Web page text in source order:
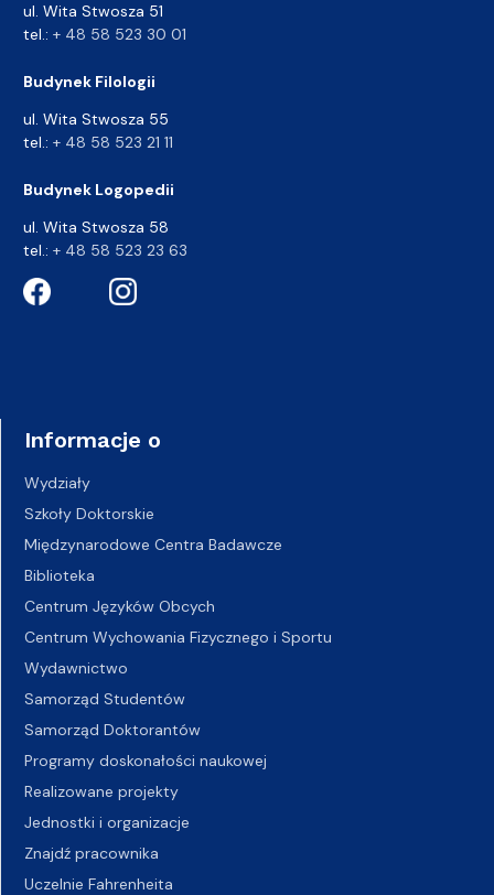
ul. Wita Stwosza 51
tel.: + 48 58 523 30 01
Budynek Filologii
ul. Wita Stwosza 55
tel.: + 48 58 523 21 11
Budynek Logopedii
ul. Wita Stwosza 58
tel.: + 48 58 523 23 63
Informacje o
Wydziały
Szkoły Doktorskie
Międzynarodowe Centra Badawcze
Biblioteka
Centrum Języków Obcych
Centrum Wychowania Fizycznego i Sportu
Wydawnictwo
Samorząd Studentów
Samorząd Doktorantów
Programy doskonałości naukowej
Realizowane projekty
Jednostki i organizacje
Znajdź pracownika
Uczelnie Fahrenheita